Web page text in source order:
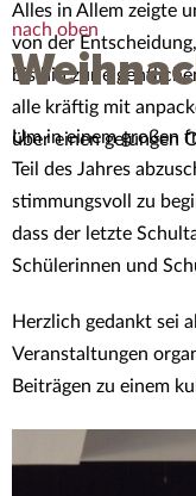
Alles in Allem zeigte
von der
bis hin zur
alle kräftig mit
über einen gelungen
nach oben
Um in einem großen
Teil des Jahres
stimmungsvoll zu
dass der letzte
Schülerinnen und
Herzlich gedankt sei
Veranstaltungen
Beiträgen zu einem